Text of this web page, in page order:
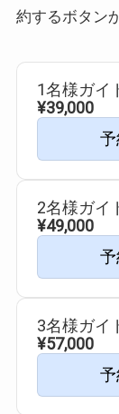
約するボタン
1名様ガイ
¥39,000
2名様ガイ
¥49,000
3名様ガイ
¥57,000